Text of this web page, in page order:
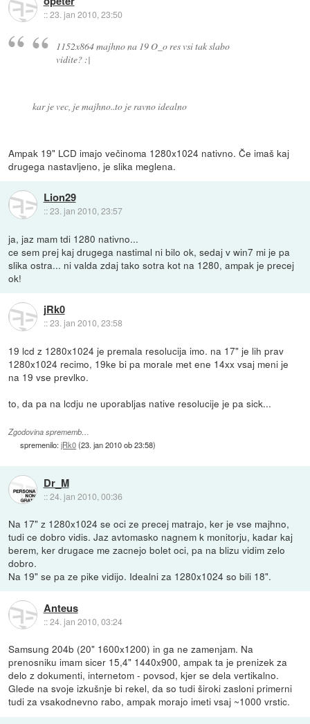
::23. jan 2010, 23:50
1152x864 majhno na 19 O_o res vsi tak slabo
vidite? :|
kar je vec, je majhno..to je ravno idealno
Ampak 19" LCD imajo večinoma 1280x1024 nativno. Če imaš kaj
drugega nastavljeno, je slika meglena.
Lion29
::23. jan 2010, 23:57
ja, jaz mam tdi 1280 nativno...
ce sem prej kaj drugega nastimal ni bilo ok, sedaj v win7 mi je pa
slika ostra... ni valda zdaj tako sotra kot na 1280, ampak je precej
ok!
jRk0
::23. jan 2010, 23:58
19 lcd z 1280x1024 je premala resolucija imo. na 17" je lih prav
1280x1024 recimo, 19ke bi pa morale met ene 14xx vsaj meni je
na 19 vse prevlko.
to, da pa na lcdju ne uporabljas native resolucije je pa sick...
Zgodovina sprememb…
spremenilo:jRk0(23. jan 2010 ob 23:58)
Dr_M
::24. jan 2010, 00:36
Na 17" z 1280x1024 se oci ze precej matrajo, ker je vse majhno,
tudi ce dobro vidis. Jaz avtomasko nagnem k monitorju, kadar kaj
berem, ker drugace me zacnejo bolet oci, pa na blizu vidim zelo
dobro.
Na 19" se pa ze pike vidijo. Idealni za 1280x1024 so bili 18".
Anteus
::24. jan 2010, 03:24
Samsung 204b (20" 1600x1200) in ga ne zamenjam. Na
prenosniku imam sicer 15,4" 1440x900, ampak ta je prenizek za
delo z dokumenti, internetom - povsod, kjer se dela vertikalno.
Glede na svoje izkušnje bi rekel, da so tudi široki zasloni primerni
tudi za vsakodnevno rabo, ampak morajo imeti vsaj ~1000 vrstic.